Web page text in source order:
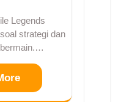
Legends
strategi dan